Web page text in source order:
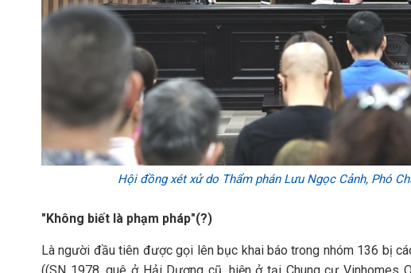
Hội đồng xét xử do Thẩm phán Lưu Ngọc Cảnh, Phó
"Không biết là phạm pháp"(?)
Là người đầu tiên được gọi lên bục khai báo trong nhóm 136 bị